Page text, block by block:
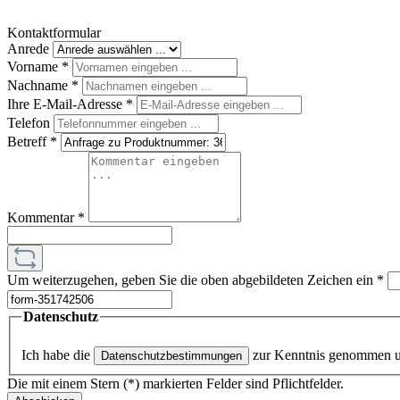
Kontaktformular
Anrede
Vorname *
Nachname *
Ihre E-Mail-Adresse *
Telefon
Betreff *
Kommentar *
Um weiterzugehen, geben Sie die oben abgebildeten Zeichen ein *
Datenschutz
Ich habe die Datenschutzbestimmungen
zur Kenntnis genommen
Die mit einem Stern (*) markierten Felder sind Pflichtfelder.